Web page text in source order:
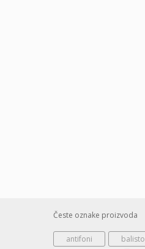
Česte oznake proizvoda
antifoni